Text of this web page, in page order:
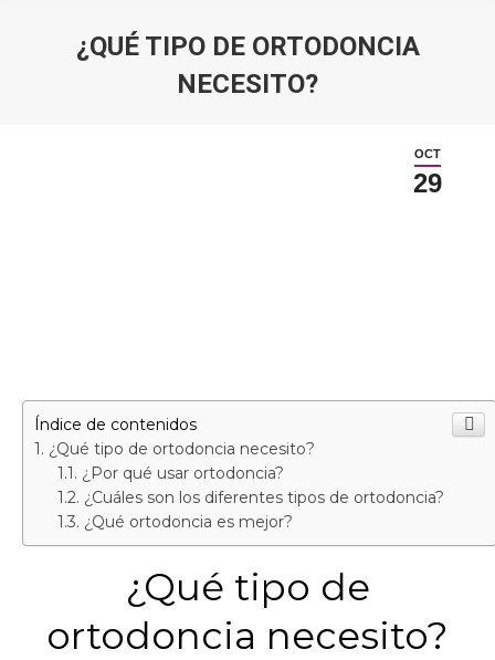
¿QUÉ TIPO DE ORTODONCIA
NECESITO?
OCT
29
Índice de contenidos
¿Qué tipo de ortodoncia necesito?
¿Por qué usar ortodoncia?
¿Cuáles son los diferentes tipos de ortodoncia?
¿Qué ortodoncia es mejor?
¿Qué tipo de
ortodoncia necesito?